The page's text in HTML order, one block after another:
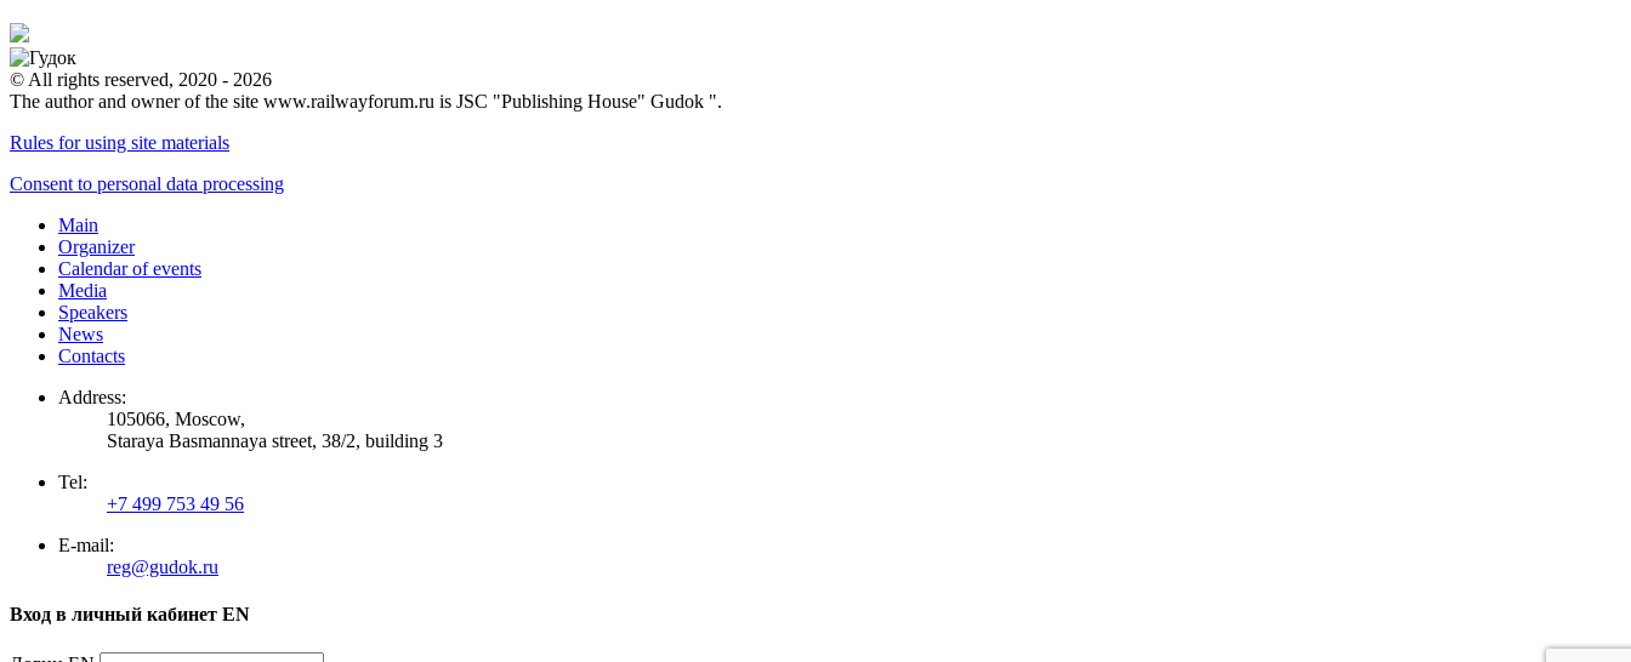
© All rights reserved, 2020 - 2026
The author and owner of the site www.railwayforum.ru is JSC "Publishing House" Gudok ".
Rules for using site materials
Consent to personal data processing
Main
Organizer
Calendar of events
Media
Speakers
News
Contacts
Address:
105066, Moscow,
Staraya Basmannaya street, 38/2, building 3
Tel:
+7 499 753 49 56
E-mail:
reg@gudok.ru
Вход в личный кабинет EN